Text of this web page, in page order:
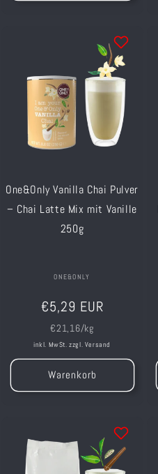
One&Only Vanilla Chai Pulver
– Chai Latte Mix mit Vanille
250g
ONE&ONLY
Normaler
Preis
€5,29 EUR
Grundpreis
€21,16/kg
inkl. MwSt. zzgl. Versand
Warenkorb